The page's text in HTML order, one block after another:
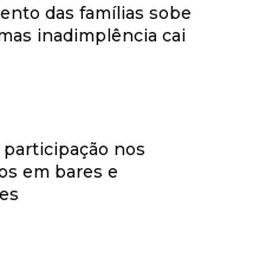
das famílias sobe
inadimplência cai
nos
em bares e